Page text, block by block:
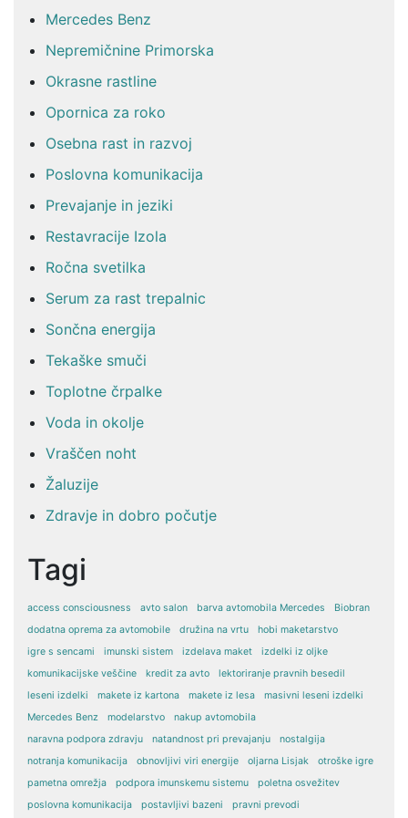
Mercedes Benz
Nepremičnine Primorska
Okrasne rastline
Opornica za roko
Osebna rast in razvoj
Poslovna komunikacija
Prevajanje in jeziki
Restavracije Izola
Ročna svetilka
Serum za rast trepalnic
Sončna energija
Tekaške smuči
Toplotne črpalke
Voda in okolje
Vraščen noht
Žaluzije
Zdravje in dobro počutje
Tagi
access consciousness avto salon barva avtomobila Mercedes
Biobran
dodatna oprema za avtomobile
družina na vrtu
hobi maketarstvo
igre s sencami
imunski sistem izdelava maket
izdelki iz oljke
komunikacijske veščine
kredit za avto
lektoriranje pravnih besedil
leseni izdelki
makete iz kartona makete iz lesa
masivni leseni izdelki
Mercedes Benz
modelarstvo
nakup avtomobila
naravna podpora zdravju
natandnost pri prevajanju
nostalgija
notranja komunikacija
obnovljivi viri energije oljarna Lisjak
otroške igre
pametna omrežja
podpora imunskemu sistemu
poletna osvežitev
poslovna komunikacija
postavljivi bazeni pravni prevodi